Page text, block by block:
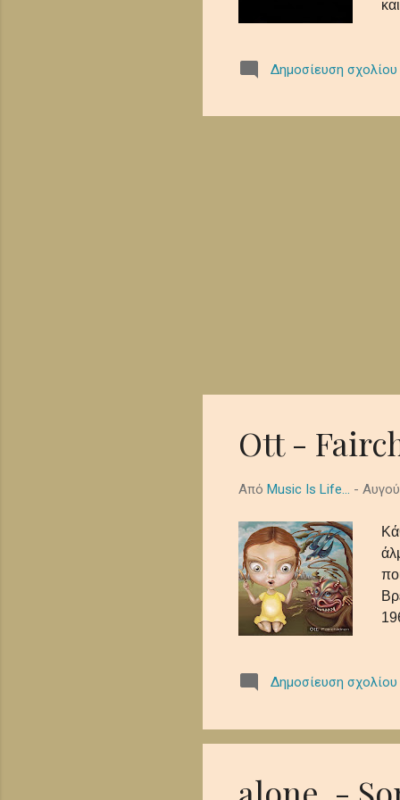
Δημοσίευση σχολίου
Ott -
Από Music Is Life... -
Δημοσίευση σχολίου